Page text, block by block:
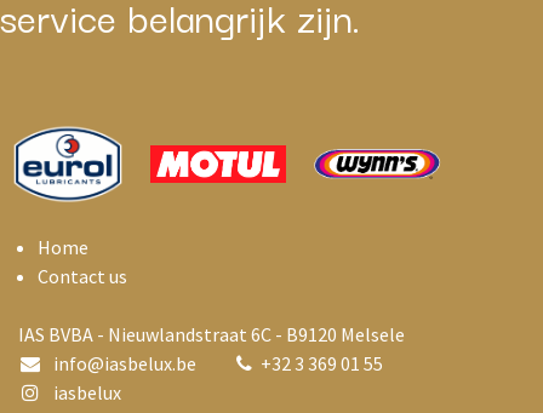
service belangrijk zijn.
Home
Contact us
IAS BVBA - Nieuwlandstraat 6C - B9120 Melsele
info@iasbelux.be +32 3 369 01 55
iasbelux